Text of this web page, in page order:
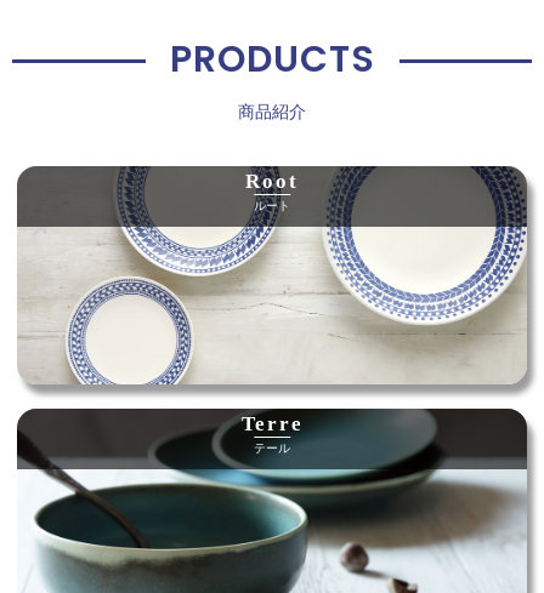
PRODUCTS
商品紹介
Root
ルート
Terre
テール